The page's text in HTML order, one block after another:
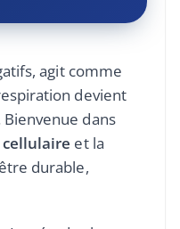
agit comme
devient
dans
et la
durable,